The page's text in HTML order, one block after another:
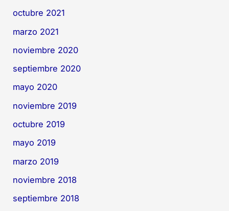
octubre 2021
marzo 2021
noviembre 2020
septiembre 2020
mayo 2020
noviembre 2019
octubre 2019
mayo 2019
marzo 2019
noviembre 2018
septiembre 2018